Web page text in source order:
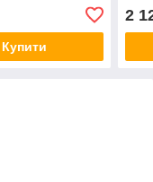
Купити
2